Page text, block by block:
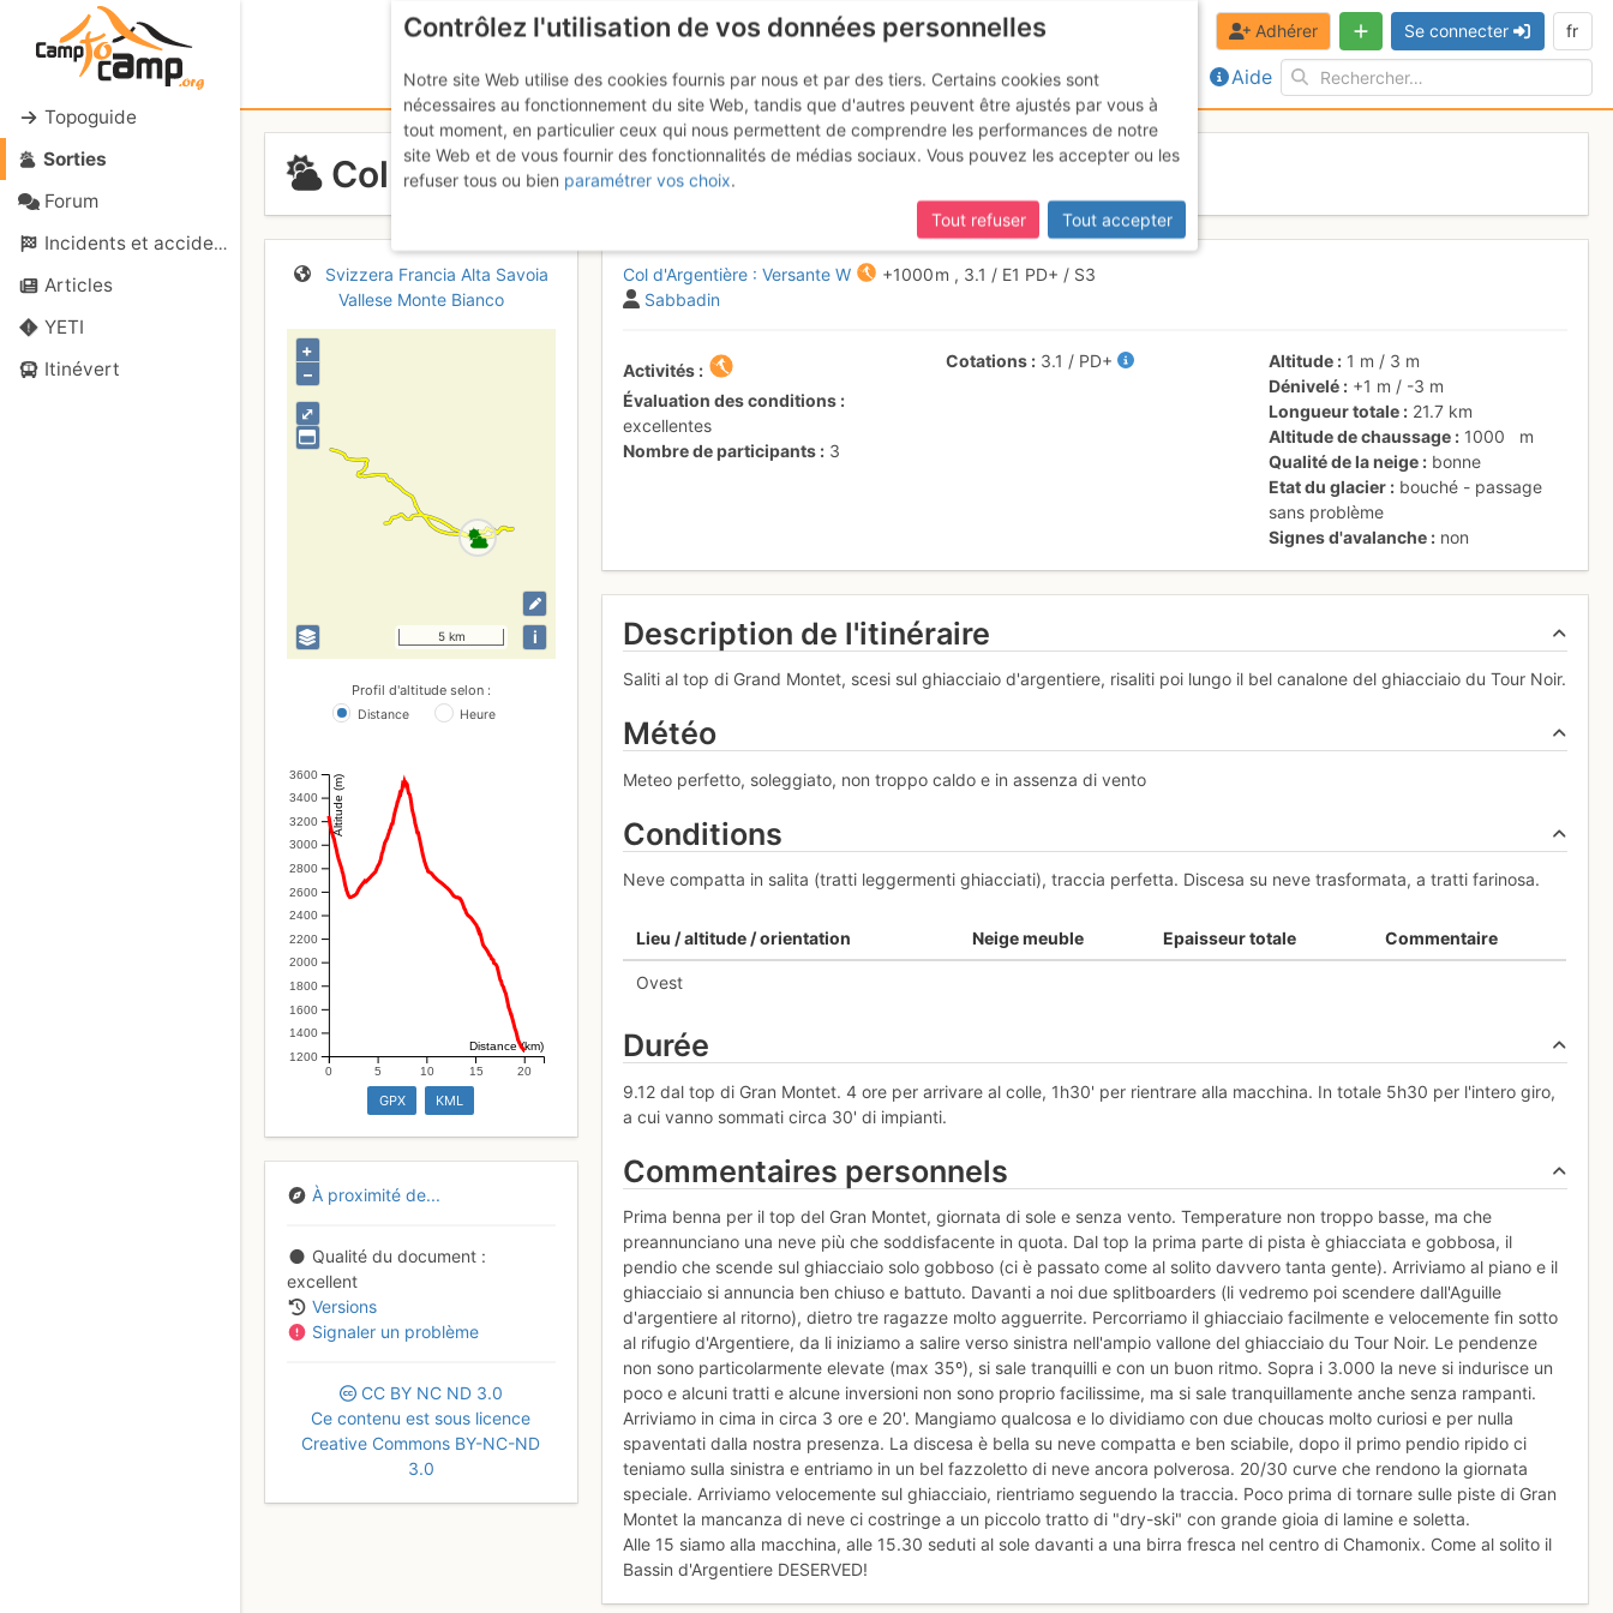
Topoguide
Sorties
Forum
Incidents et accidents
Articles
YETI
Itinévert
Aide
Adhérer Se connecter fr
Col d'Argentière : Versante W
Svizzera Francia Alta Savoia
Vallese Monte Bianco
+
–
5 km i
⤢
Profil d'altitude selon :
Distance Heure
1200
1400
1600
1800
2000
2200
2400
2600
2800
3000
3200
3400
3600 Altitude (m)
0 5 10 15 20
Distance (km)
GPX KML
À proximité de...
Qualité du document
excellent
Versions
Signaler un problème
CC BY NC ND 3.0
Ce contenu est sous licence
Creative Commons BY-NC-ND
3.0
Col d'Argentière : Versante W +1000 m , 3.1 / E1 PD+ / S3
Sabbadin
Activités
Évaluation des conditions
excellentes
Nombre de participants
3
Cotations 3.1 / PD+ Altitude 1 m / 3 m
Dénivelé
+1 m / -3 m
Longueur totale
21.7 km
Altitude de chaussage
1000
m
Qualité de la neige
bonne
Etat du glacier
bouché - passage
sans problème
Signes d'avalanche
non
Description de l'itinéraire
Saliti al top di Grand Montet, scesi sul ghiacciaio d'argentiere, risaliti poi lungo il bel canalone del ghiacciaio du Tour Noir.
Météo
Meteo perfetto, soleggiato, non troppo caldo e in assenza di vento
Conditions
Neve compatta in salita (tratti leggermenti ghiacciati), traccia perfetta. Discesa su neve trasformata, a tratti farinosa.
Lieu / altitude / orientation Neige meuble Epaisseur totale Commentaire
Ovest
Durée
9.12 dal top di Gran Montet. 4 ore per arrivare al colle, 1h30' per rientrare alla macchina. In totale 5h30 per l'intero giro,
a cui vanno sommati circa 30' di impianti.
Commentaires personnels
Prima benna per il top del Gran Montet, giornata di sole e senza vento. Temperature non troppo basse, ma che
preannunciano una neve più che soddisfacente in quota. Dal top la prima parte di pista è ghiacciata e gobbosa, il
pendio che scende sul ghiacciaio solo gobboso (ci è passato come al solito davvero tanta gente). Arriviamo al piano e il
ghiacciaio si annuncia ben chiuso e battuto. Davanti a noi due splitboarders (li vedremo poi scendere dall'Aguille
d'argentiere al ritorno), dietro tre ragazze molto agguerrite. Percorriamo il ghiacciaio facilmente e velocemente fin sotto
al rifugio d'Argentiere, da li iniziamo a salire verso sinistra nell'ampio vallone del ghiacciaio du Tour Noir. Le pendenze
non sono particolarmente elevate (max 35º), si sale tranquilli e con un buon ritmo. Sopra i 3.000 la neve si indurisce un
poco e alcuni tratti e alcune inversioni non sono proprio facilissime, ma si sale tranquillamente anche senza rampanti.
Arriviamo in cima in circa 3 ore e 20'. Mangiamo qualcosa e lo dividiamo con due choucas molto curiosi e per nulla
spaventati dalla nostra presenza. La discesa è bella su neve compatta e ben sciabile, dopo il primo pendio ripido ci
teniamo sulla sinistra e entriamo in un bel fazzoletto di neve ancora polverosa. 20/30 curve che rendono la giornata
speciale. Arriviamo velocemente sul ghiacciaio, rientriamo seguendo la traccia. Poco prima di tornare sulle piste di Gran
Montet la mancanza di neve ci costringe a un piccolo tratto di "dry-ski" con grande gioia di lamine e soletta.
Alle 15 siamo alla macchina, alle 15.30 seduti al sole davanti a una birra fresca nel centro di Chamonix. Come al solito il
Bassin d'Argentiere DESERVED!
Contrôlez l'utilisation de vos données personnelles
Notre site Web utilise des cookies fournis par nous et par des tiers. Certains cookies sont
nécessaires au fonctionnement du site Web, tandis que d'autres peuvent être ajustés par vous à
tout moment, en particulier ceux qui nous permettent de comprendre les performances de notre
site Web et de vous fournir des fonctionnalités de médias sociaux. Vous pouvez les accepter ou les
refuser tous ou bien paramétrer vos choix.
Tout refuser
Tout accepter